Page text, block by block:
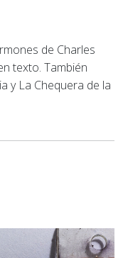
de Charles
texto. También
y La Chequera de la